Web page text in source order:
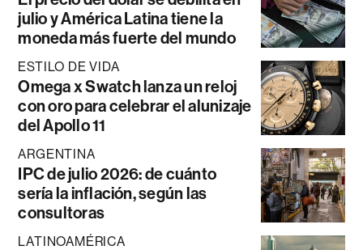
julio y América Latina tiene la
moneda más fuerte del mundo
ESTILO DE VIDA
Omega x Swatch lanza un reloj
con oro para celebrar el alunizaje
del Apollo 11
ARGENTINA
IPC de julio 2026: de cuánto
sería la inflación, según las
consultoras
LATINOAMÉRICA